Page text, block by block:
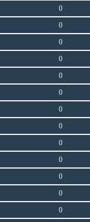
0
0
0
0
0
0
0
0
0
0
0
0
0